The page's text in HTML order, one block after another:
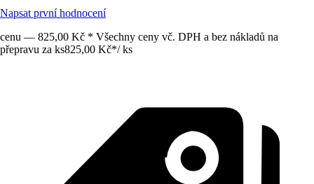
Napsat první hodnocení
cenu — 825,00 Kč * Všechny ceny vč. DPH a bez nákladů na
přepravu za ks825,00 Kč*/ ks